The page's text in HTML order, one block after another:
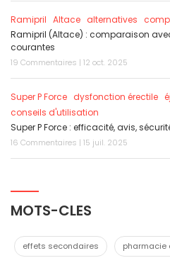
Ramipril Altace alternatives
Ramipril (Altace) : comparaison
courantes
19 Commentaires | 12 oct. 2025
Super P Force dysfonction érectile
conseils d'utilisation
Super P Force : efficacité, avis,
16 Commentaires | 15 juil. 2025
MOTS-CLES
effets secondaires pharmacie